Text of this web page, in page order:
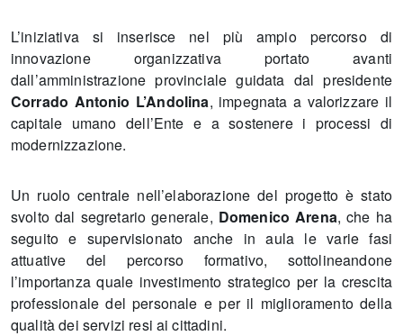
L’iniziativa si inserisce nel più ampio percorso di
innovazione organizzativa portato avanti
dall’amministrazione provinciale guidata dal presidente
Corrado Antonio L’Andolina, impegnata a valorizzare il
capitale umano dell’Ente e a sostenere i processi di
modernizzazione.
Un ruolo centrale nell’elaborazione del progetto è stato
svolto dal segretario generale, Domenico Arena, che ha
seguito e supervisionato anche in aula le varie fasi
attuative del percorso formativo, sottolineandone
l’importanza quale investimento strategico per la crescita
professionale del personale e per il miglioramento della
qualità dei servizi resi ai cittadini.